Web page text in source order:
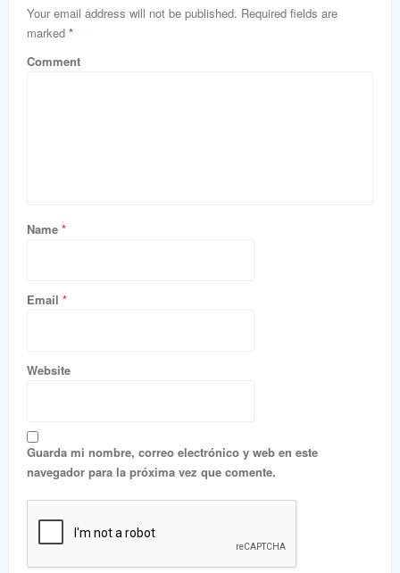
Your email address will not be published. Required fields are
marked *
Comment
Name *
Email *
Website
Guarda mi nombre, correo electrónico y web en este
navegador para la próxima vez que comente.